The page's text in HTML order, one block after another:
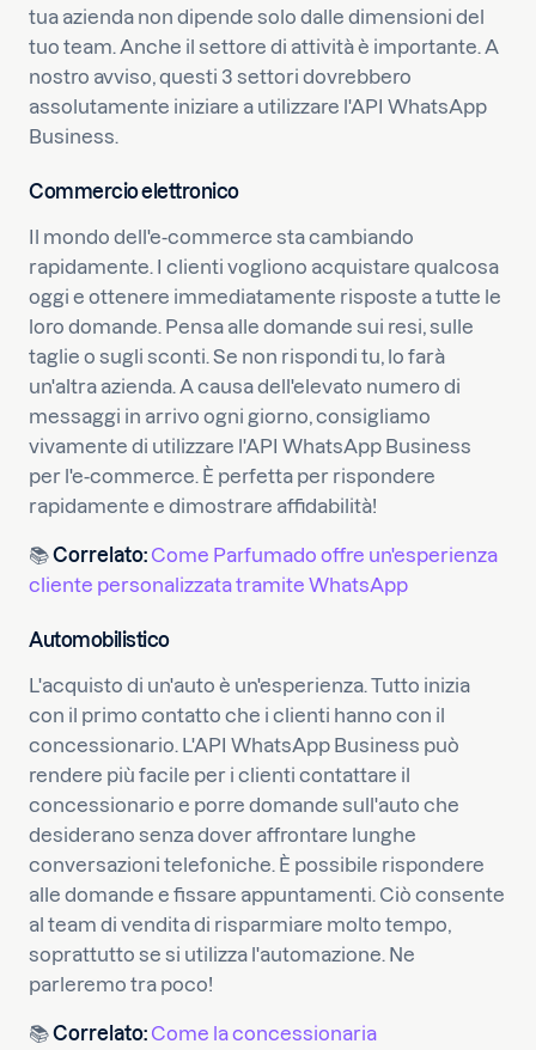
tua azienda non dipende solo dalle dimensioni del
tuo team. Anche il settore di attività è importante. A
nostro avviso, questi 3 settori dovrebbero
assolutamente iniziare a utilizzare l'API WhatsApp
Business.
Commercio elettronico
Il mondo dell'e-commerce sta cambiando
rapidamente. I clienti vogliono acquistare qualcosa
oggi e ottenere immediatamente risposte a tutte le
loro domande. Pensa alle domande sui resi, sulle
taglie o sugli sconti. Se non rispondi tu, lo farà
un'altra azienda. A causa dell'elevato numero di
messaggi in arrivo ogni giorno, consigliamo
vivamente di utilizzare l'API WhatsApp Business
per l'e-commerce. È perfetta per rispondere
rapidamente e dimostrare affidabilità!
📚Correlato: Come Parfumado offre un'esperienza
cliente personalizzata tramite WhatsApp
Automobilistico
L'acquisto di un'auto è un'esperienza. Tutto inizia
con il primo contatto che i clienti hanno con il
concessionario. L'API WhatsApp Business può
rendere più facile per i clienti contattare il
concessionario e porre domande sull'auto che
desiderano senza dover affrontare lunghe
conversazioni telefoniche. È possibile rispondere
alle domande e fissare appuntamenti. Ciò consente
al team di vendita di risparmiare molto tempo,
soprattutto se si utilizza l'automazione. Ne
parleremo tra poco!
📚Correlato: Come la concessionaria